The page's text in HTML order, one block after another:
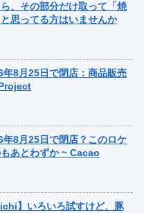
、その部分だけ取って「焼
思ってる方はいませんか
8月25日で閉店：商品販売
8月25日で閉店？このロケ
あとわずか ~ Cacao
】いろいろ試すけど、豚